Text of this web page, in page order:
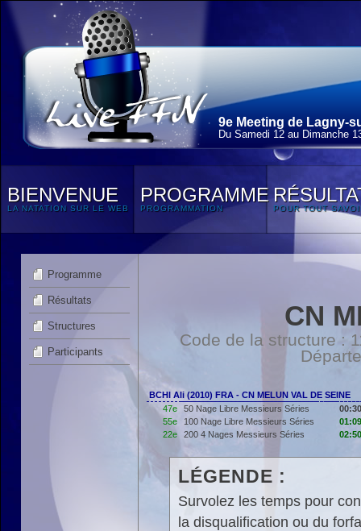
9e Meeting de Lagny-
Du Samedi 12 au Dimanche
BIENVENUE
LA NATATION SUR LE WEB
PROGRAMME
PROGRAMMATION POUR TOUT
Programme
Résultats
Structures
Participants
CN
Code de la structure :
BCHI Ali (2010) FRA - CN MELUN VAL DE SEINE
47e
50 Nage Libre Messieurs Séries
55e
100 Nage Libre Messieurs Séries
22e
200 4 Nages Messieurs Séries
LÉGENDE :
Survolez les temps pour
la disqualification ou du